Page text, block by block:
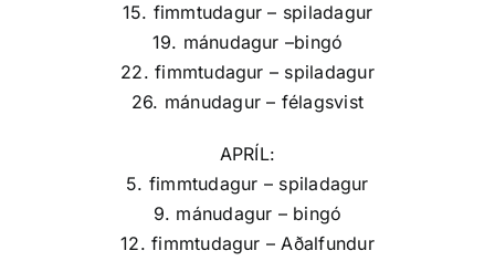
15. fimmtudagur – spiladagur
19. mánudagur –bingó
22. fimmtudagur – spiladagur
26. mánudagur – félagsvist
APRÍL:
5. fimmtudagur – spiladagur
9. mánudagur – bingó
12. fimmtudagur – Aðalfundur